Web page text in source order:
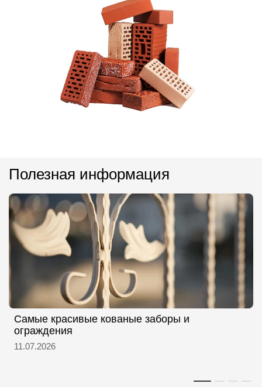
Полезная информация
Самые красивые кованые заборы и
ограждения
11.07.2026